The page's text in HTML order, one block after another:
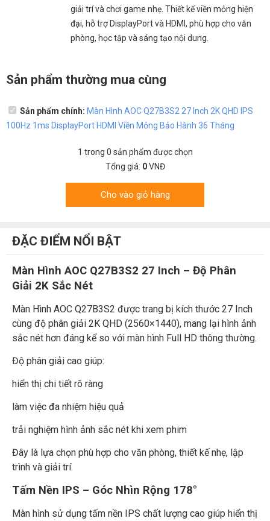
giải trí và chơi game nhẹ. Thiết kế viền mỏng hiện
đại, hỗ trợ DisplayPort và HDMI, phù hợp cho văn
phòng, học tập và sáng tạo nội dung.
Sản phẩm thường mua cùng
Sản phẩm chính: Màn Hình AOC Q27B3S2 27 Inch 2K QHD IPS
100Hz 1ms DisplayPort HDMI Viền Mỏng Bảo Hành 36 Tháng
1 trong 0 sản phẩm được chọn
Tổng giá: 0VNĐ
Cho vào giỏ hàng
ĐẶC ĐIỂM NỔI BẬT
Màn Hình AOC Q27B3S2 27 Inch – Độ Phân
Giải 2K Sắc Nét
Màn Hình AOC Q27B3S2 được trang bị kích thước 27 Inch
cùng độ phân giải 2K QHD (2560×1440), mang lại hình ảnh
sắc nét hơn đáng kể so với màn hình Full HD thông thường.
Độ phân giải cao giúp:
hiển thị chi tiết rõ ràng
làm việc đa nhiệm hiệu quả
trải nghiệm hình ảnh sắc nét khi xem phim
Đây là lựa chọn phù hợp cho văn phòng, thiết kế nhẹ, lập
trình và giải trí.
Tấm Nền IPS – Góc Nhìn Rộng 178°
Màn hình sử dụng tấm nền IPS chất lượng cao giúp hiển thị